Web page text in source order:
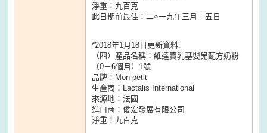
淨重：九百克
此日期前最佳：二○一九年三月十五日
*2018年1月18日更新資料:
（四）產品名稱：維達寶乳基嬰兒配方奶粉
（0－6個月）1號
品牌：Mon petit
生產商：Lactalis International
來源地：法國
進口商：俊宏發展有限公司
淨重：九百克